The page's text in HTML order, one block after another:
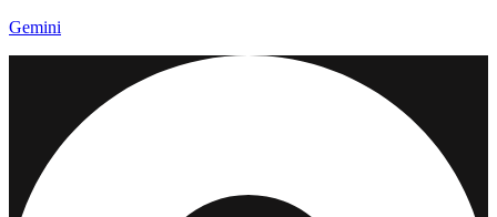
Gemini